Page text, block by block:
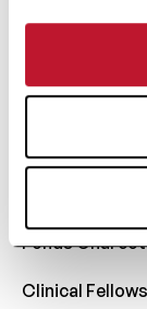
Lexique
La
Publications
Fonds Charcot
Clinical